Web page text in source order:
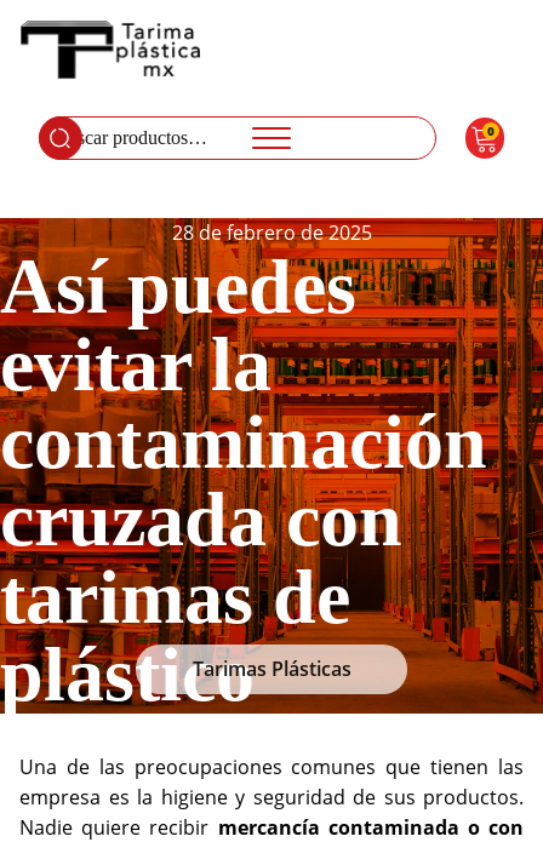
Buscar
por:
0
28 de febrero de 2025
Así puedes
evitar la
contaminación
cruzada con
tarimas de
plásticoTarimas Plásticas
Una de las preocupaciones comunes que tienen las
empresa es la higiene y seguridad de sus productos.
Nadie quiere recibir mercancía contaminada o con